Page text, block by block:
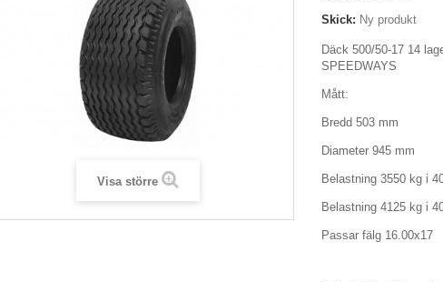
Visa större
Skick: Ny produkt
Däck 500/50-17 14
SPEEDWAYS
Mått:
Bredd 503 mm
Diameter 945 mm
Belastning 3550 kg i
Belastning 4125 kg i
Passar fälg 16.00x17